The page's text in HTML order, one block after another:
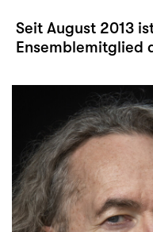
Seit August 2013
Ensemblemitglied